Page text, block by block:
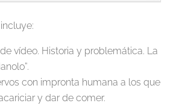
vídeo. Historia y problemática. La
con impronta humana a los que
y dar de comer.